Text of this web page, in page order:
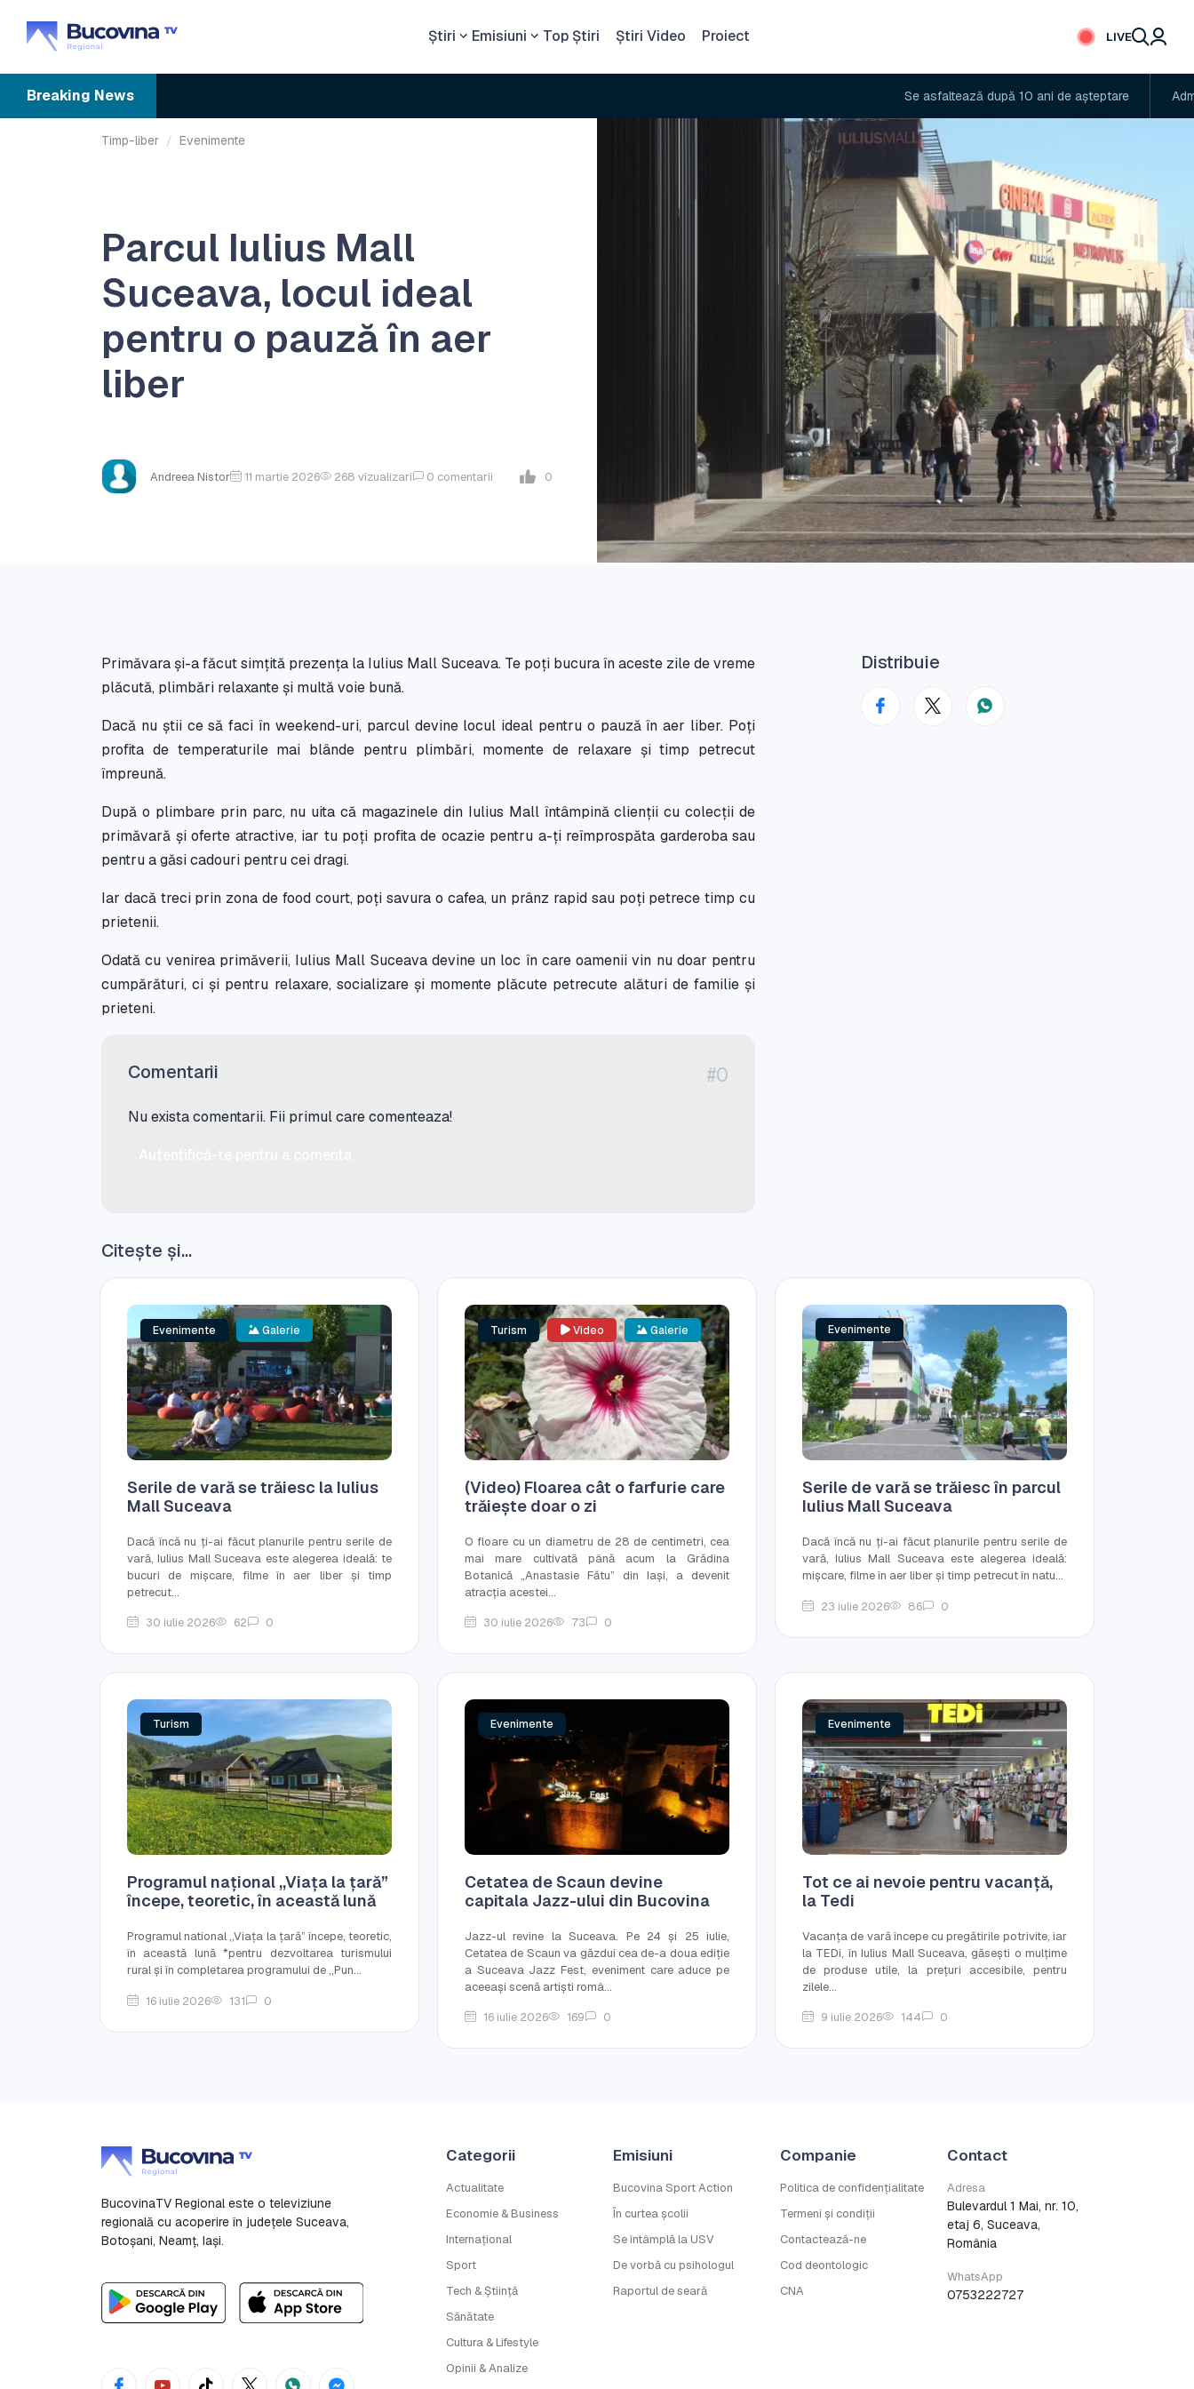
Știri Emisiuni Top Știri Știri Video Proiect LIVE
Breaking News Se asfaltează după 10 ani de așteptare
Timp-liber Evenimente
Parcul Iulius Mall
Suceava, locul ideal
pentru o pauză în aer
liber
Andreea Nistor 11 martie 2026 268 vizualizari 0 comentarii 0
Primăvara și-a făcut simțită prezența la Iulius Mall Suceava. Te poți bucura în aceste zile de vreme
plăcută, plimbări relaxante și multă voie bună.
Dacă nu știi ce să faci în weekend-uri, parcul devine locul ideal pentru o pauză în aer liber. Poți
profita de temperaturile mai blânde pentru plimbări, momente de relaxare și timp petrecut
împreună.
După o plimbare prin parc, nu uita că magazinele din Iulius Mall întâmpină clienții cu colecții de
primăvară și oferte atractive, iar tu poți profita de ocazie pentru a-ți reîmprospăta garderoba sau
pentru a găsi cadouri pentru cei dragi.
Iar dacă treci prin zona de food court, poți savura o cafea, un prânz rapid sau poți petrece timp cu
prietenii.
Odată cu venirea primăverii, Iulius Mall Suceava devine un loc în care oamenii vin nu doar pentru
cumpărături, ci și pentru relaxare, socializare și momente plăcute petrecute alături de familie și
prieteni.
Comentarii #0
Nu exista comentarii. Fii primul care comenteaza!
Distribuie
Citește și...
Evenimente Galerie
Serile de vară se trăiesc la Iulius
Mall Suceava
Dacă încă nu ți-ai făcut planurile pentru serile de
vară, Iulius Mall Suceava este alegerea ideală: te
bucuri de mișcare, filme în aer liber și timp
petrecut...
30 iulie 2026
62 0
Turism Video Galerie
(Video) Floarea cât o farfurie care
trăiește doar o zi
O floare cu un diametru de 28 de centimetri, cea
mai mare cultivată până acum la Grădina
Botanică „Anastasie Fătu” din Iași, a devenit
atracția acestei...
30 iulie 2026
73 0
Evenimente
Serile de vară se trăiesc în parcul
Iulius Mall Suceava
Dacă încă nu ți-ai făcut planurile pentru serile de
vară, Iulius Mall Suceava este alegerea ideală:
mișcare, filme în aer liber și timp petrecut în natu...
23 iulie 2026 86 0
Turism
Programul național ,,Viața la țară”
începe, teoretic, în această lună
Programul national ,,Viața la țară” începe, teoretic,
în această lună *pentru dezvoltarea turismului
rural și în completarea programului de ,,Pun...
16 iulie 2026 131 0
Evenimente
Cetatea de Scaun devine
capitala Jazz-ului din Bucovina
Jazz-ul revine la Suceava. Pe 24 și 25 iulie,
Cetatea de Scaun va găzdui cea de-a doua ediție
a Suceava Jazz Fest, eveniment care aduce pe
aceeași scenă artiști româ...
16 iulie 2026
169 0
Evenimente
Tot ce ai nevoie pentru vacanță,
la Tedi
Vacanța de vară începe cu pregătirile potrivite, iar
la TEDi, în Iulius Mall Suceava, găsești o mulțime
de produse utile, la prețuri accesibile, pentru
zilele...
9 iulie 2026
144 0
BucovinaTV Regional este o televiziune
regională cu acoperire în județele Suceava,
Botoşani, Neamț, Iași.
Categorii
Actualitate
Economie & Business
Internațional
Sport
Tech & Știință
Sănătate
Cultura & Lifestyle
Opinii & Analize
Emisiuni
Bucovina Sport Action
În curtea școlii
Se întâmplă la USV
De vorbă cu psihologul
Raportul de seară
Companie
Politica de confidențialitate
Termeni și condiții
Contactează-ne
Cod deontologic
CNA
Contact
Adresa
Bulevardul 1 Mai, nr. 10,
etaj 6, Suceava,
România
WhatsApp
0753222727